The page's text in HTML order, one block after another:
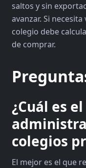
saltos y sin
avanzar. Si
colegio debe
de comprar.
¿Cuál es
colegios
El mejor es el que